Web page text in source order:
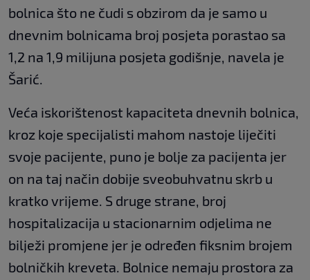
bolnica što ne čudi s obzirom da je samo u
dnevnim bolnicama broj posjeta porastao sa
1,2 na 1,9 milijuna posjeta godišnje, navela je
Šarić.
Veća iskorištenost kapaciteta dnevnih bolnica,
kroz koje specijalisti mahom nastoje liječiti
svoje pacijente, puno je bolje za pacijenta jer
on na taj način dobije sveobuhvatnu skrb u
kratko vrijeme. S druge strane, broj
hospitalizacija u stacionarnim odjelima ne
bilježi promjene jer je određen fiksnim brojem
bolničkih kreveta. Bolnice nemaju prostora za